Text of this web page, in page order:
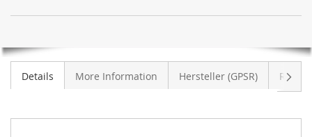
FIAT
Idea
1.3
VOORRAAD
Details More Information Hersteller (GPSR)